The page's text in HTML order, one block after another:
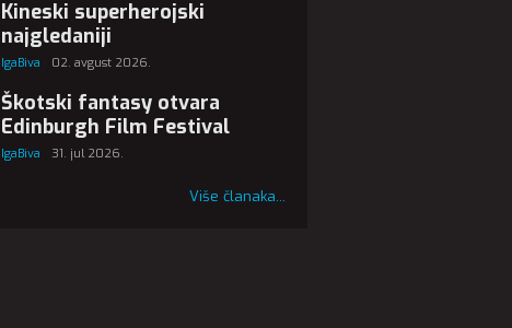
Kineski superherojski
najgledaniji
IgaBiva 02. avgust 2026.
Škotski fantasy otvara
Edinburgh Film Festival
IgaBiva 31. jul 2026.
Više članaka...